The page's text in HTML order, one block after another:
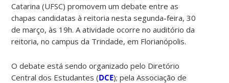
Catarina (UFSC) promovem um debate entre as
chapas candidatas à reitoria nesta segunda-feira, 30
de março, às 19h. A atividade ocorre no auditório da
reitoria, no campus da Trindade, em Florianópolis.
O debate está sendo organizado pelo Diretório
Central dos Estudantes (DCE); pela Associação de